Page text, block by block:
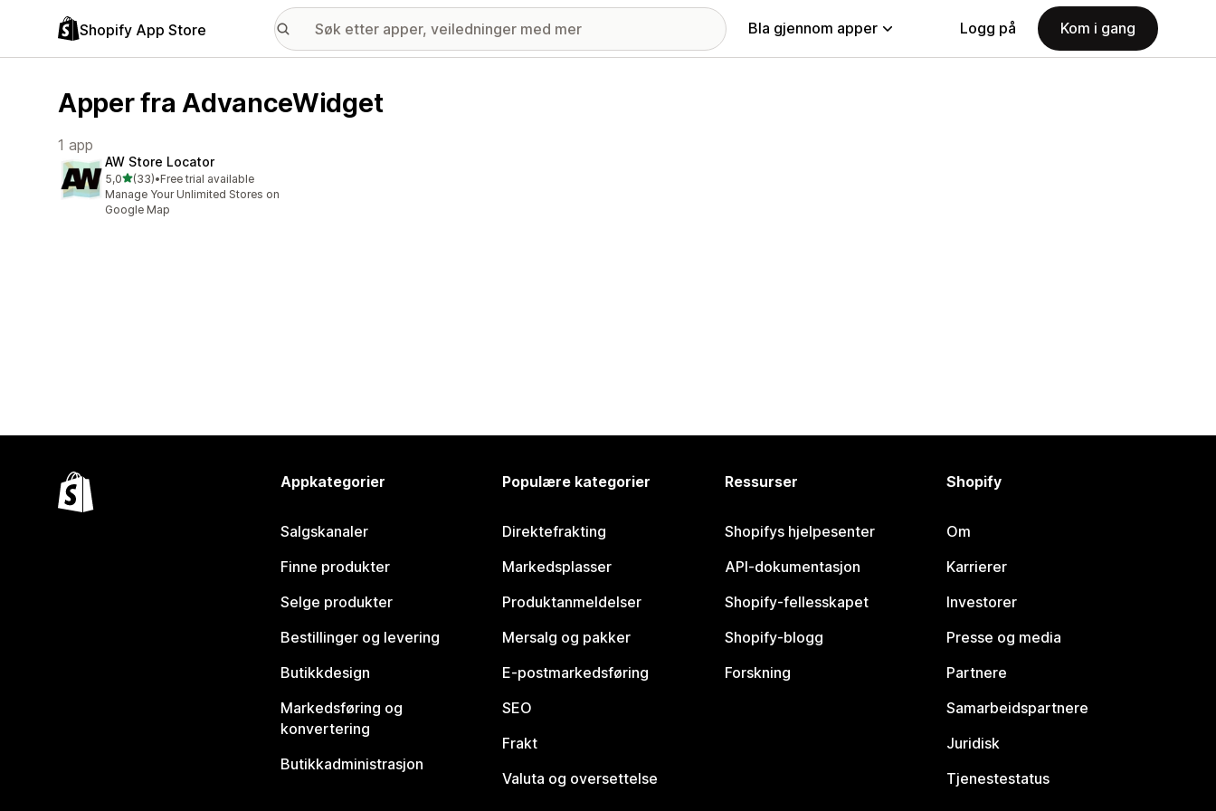
Shopify App Store Bla gjennom apper Logg på Kom i gang
Apper fra AdvanceWidget
1 app
AW Store Locator
5,0av 5 stjerner
(33)
Totalt 33 omtaler
•Free trial available
Manage Your Unlimited Stores on
Google Map
Appkategorier
Salgskanaler
Finne produkter
Selge produkter
Bestillinger og levering
Butikkdesign
Markedsføring og
konvertering
Butikkadministrasjon
Populære kategorier
Direktefrakting
Markedsplasser
Produktanmeldelser
Mersalg og pakker
E-postmarkedsføring
SEO
Frakt
Valuta og oversettelse
Ressurser
Shopifys hjelpesenter
API-dokumentasjon
Shopify-fellesskapet
Shopify-blogg
Forskning
Shopify
Om
Karrierer
Investorer
Presse og media
Partnere
Samarbeidspartnere
Juridisk
Tjenestestatus